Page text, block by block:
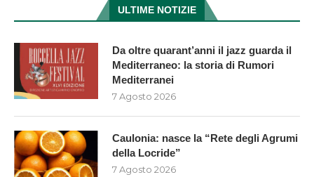
ULTIME NOTIZIE
Da oltre quarant’anni il jazz guarda il
Mediterraneo: la storia di Rumori
Mediterranei
7 Agosto 2026
Caulonia: nasce la “Rete degli Agrumi
della Locride”
7 Agosto 2026